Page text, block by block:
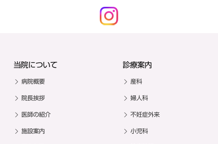
当院について
病院概要
院長挨拶
医師の紹介
施設案内
診療案内
産科
婦人科
不妊症外来
小児科